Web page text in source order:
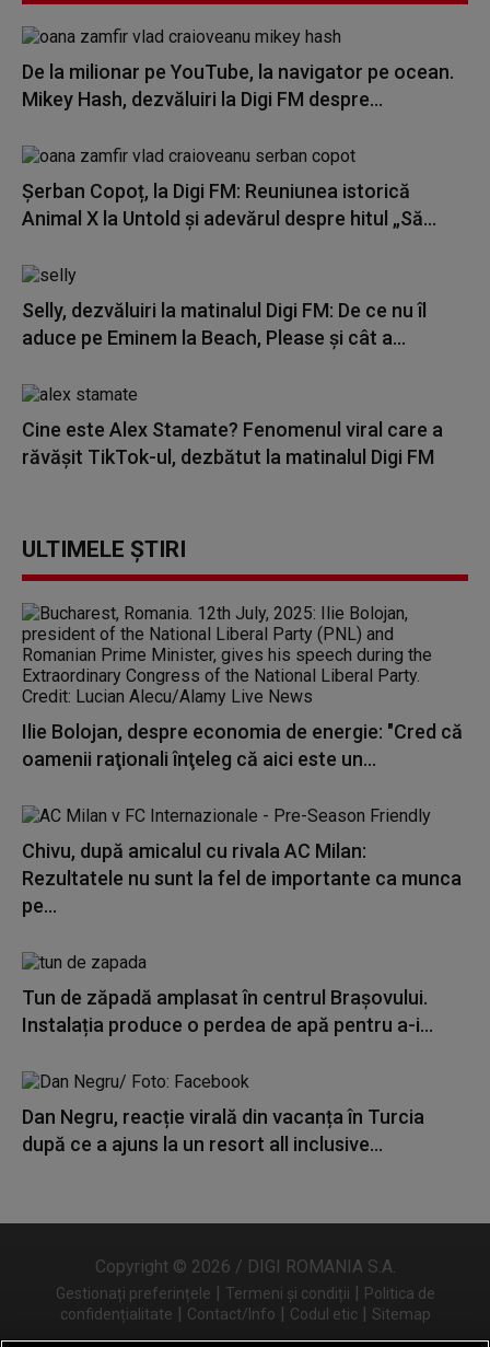
De la milionar pe YouTube, la navigator pe ocean.
Mikey Hash, dezvăluiri la Digi FM despre...
Șerban Copoț, la Digi FM: Reuniunea istorică
Animal X la Untold și adevărul despre hitul „Să...
Selly, dezvăluiri la matinalul Digi FM: De ce nu îl
aduce pe Eminem la Beach, Please și cât a...
Cine este Alex Stamate? Fenomenul viral care a
răvășit TikTok-ul, dezbătut la matinalul Digi FM
ULTIMELE ȘTIRI
Ilie Bolojan, despre economia de energie: "Cred că
oamenii raţionali înţeleg că aici este un...
Chivu, după amicalul cu rivala AC Milan:
Rezultatele nu sunt la fel de importante ca munca
pe...
Tun de zăpadă amplasat în centrul Brașovului.
Instalația produce o perdea de apă pentru a-i...
Dan Negru, reacție virală din vacanța în Turcia
după ce a ajuns la un resort all inclusive...
Copyright © 2026 / DIGI ROMANIA S.A.
Gestionați preferințele | Termeni și condiții | Politica de
confidențialitate | Contact/Info | Codul etic | Sitemap